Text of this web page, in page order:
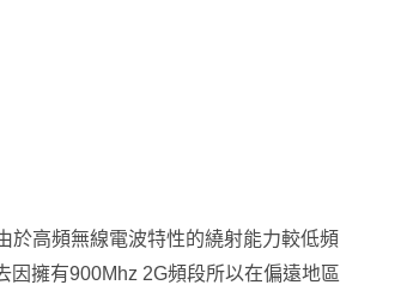
於高頻無線電波特性的繞射能力較低頻
因擁有900Mhz 2G頻段所以在偏遠地區